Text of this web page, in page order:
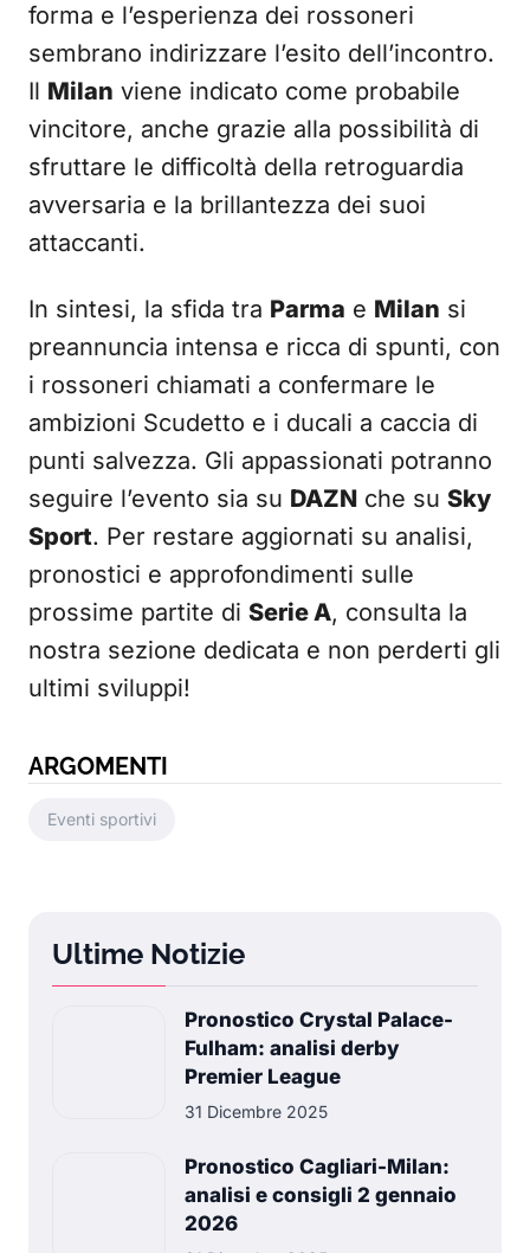
forma e l’esperienza dei rossoneri
sembrano indirizzare l’esito dell’incontro.
Il Milan viene indicato come probabile
vincitore, anche grazie alla possibilità di
sfruttare le difficoltà della retroguardia
avversaria e la brillantezza dei suoi
attaccanti.
In sintesi, la sfida tra Parma e Milan si
preannuncia intensa e ricca di spunti, con
i rossoneri chiamati a confermare le
ambizioni Scudetto e i ducali a caccia di
punti salvezza. Gli appassionati potranno
seguire l’evento sia su DAZN che su Sky
Sport. Per restare aggiornati su analisi,
pronostici e approfondimenti sulle
prossime partite di Serie A, consulta la
nostra sezione dedicata e non perderti gli
ultimi sviluppi!
ARGOMENTI
Eventi sportivi
Ultime Notizie
Pronostico Crystal Palace-
Fulham: analisi derby
Premier League
31 Dicembre 2025
Pronostico Cagliari-Milan:
analisi e consigli 2 gennaio
2026